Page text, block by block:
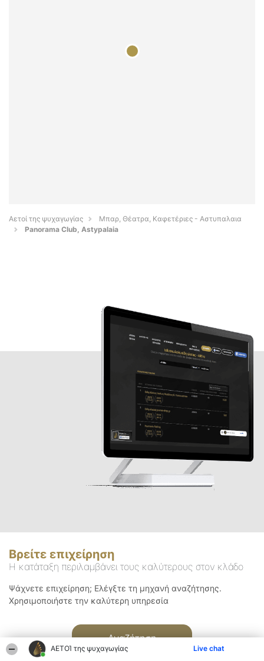
ΑΕΤΟΊ της ψυχαγωγίας Live chat
Αετοί της ψυχαγωγίας
Μπαρ, Θέατρα, Καφετέριες - Αστυπαλαια
Panorama Club, Astypalaia
Βρείτε επιχείρηση
Η κατάταξη περιλαμβάνει τους καλύτερους στον κλάδο
Ψάχνετε επιχείρηση; Ελέγξτε τη μηχανή αναζήτησης.
Χρησιμοποιήστε την καλύτερη υπηρεσία
Αναζήτηση